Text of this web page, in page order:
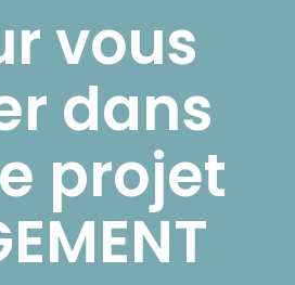
vous
dans
projet